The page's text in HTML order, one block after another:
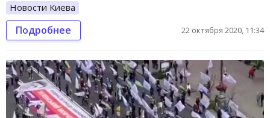
Новости Киева
Подробнее 22 октября 2020, 11:34